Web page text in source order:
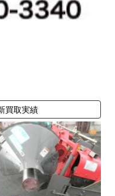
買取実績